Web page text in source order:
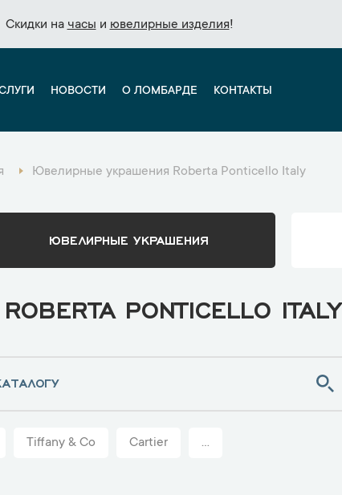
Скидки на часы и ювелирные изделия!
Скидки на часы и ювелирные изделия!
НОВОСТИ О ЛОМБАРДЕ КОНТАКТЫ
Ювелирные украшения Roberta Ponticello Italy
ЮВЕЛИРНЫЕ УКРАШЕНИЯ
PONTICELLO ITALY
Tiffany & Co Cartier ...